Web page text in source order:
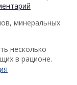
минеральных
несколько
в рационе.